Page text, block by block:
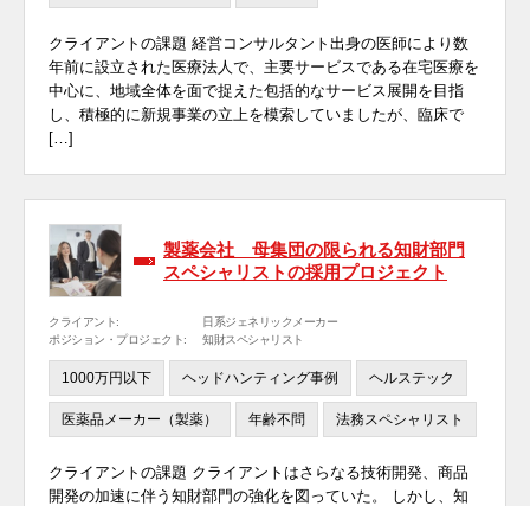
クライアントの課題 経営コンサルタント出身の医師により数
年前に設立された医療法人で、主要サービスである在宅医療を
中心に、地域全体を面で捉えた包括的なサービス展開を目指
し、積極的に新規事業の立上を模索していましたが、臨床で
[…]
製薬会社 母集団の限られる知財部門
スペシャリストの採用プロジェクト
クライアント:
日系ジェネリックメーカー
ポジション・プロジェクト:
知財スペシャリスト
1000万円以下 ヘッドハンティング事例 ヘルステック
医薬品メーカー（製薬） 年齢不問 法務スペシャリスト
クライアントの課題 クライアントはさらなる技術開発、商品
開発の加速に伴う知財部門の強化を図っていた。 しかし、知